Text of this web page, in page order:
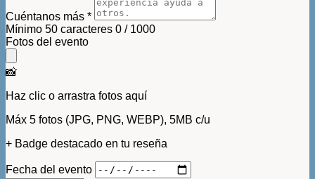
Cuéntanos más *
Mínimo 50 caracteres 0 / 1000
Fotos del evento
📸
Haz clic o arrastra fotos aquí
Máx 5 fotos (JPG, PNG, WEBP), 5MB c/u
+ Badge destacado en tu reseña
Fecha del evento